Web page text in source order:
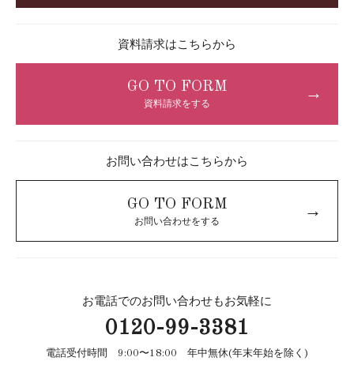
資料請求はこちらから
GO TO FORM
資料請求をする
→
お問い合わせはこちらから
GO TO FORM
お問い合わせをする
→
お電話でのお問い合わせもお気軽に
0120-99-3381
電話受付時間 9:00〜18:00 年中無休(年末年始を除く)